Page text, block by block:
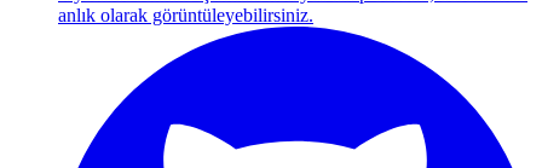
anlık olarak görüntüleyebilirsiniz.